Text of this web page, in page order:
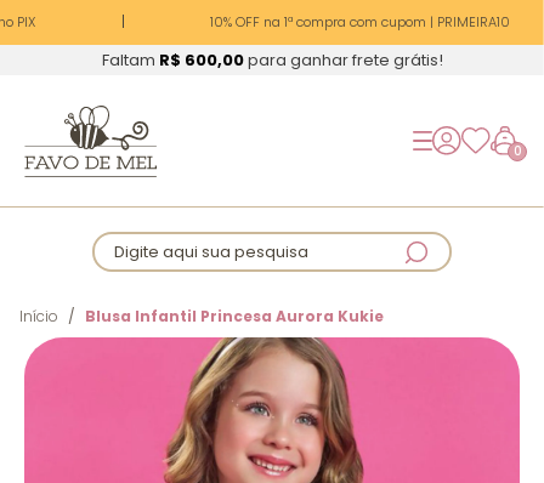
PIX 10% OFF na 1ª compra com cupom | PRIMEIRA10
Faltam R$ 600,00para ganhar frete grátis!
0
Digite aqui sua pesquisa
Início Blusa Infantil Princesa Aurora Kukie